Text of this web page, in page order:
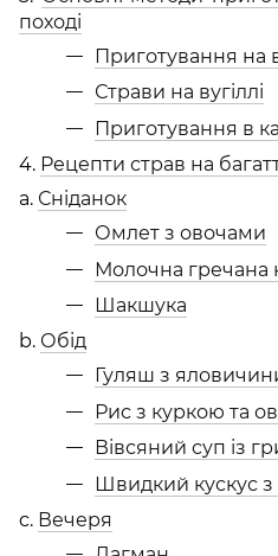
поході
Приготування на
Страви на вугіллі
Приготування в
4. Рецепти страв на
a. Сніданок
Омлет з овочами
Молочна гречана
Шакшука
b. Обід
Гуляш з
Рис з куркою та
Вівсяний суп із
Швидкий кускус з
c. Вечеря